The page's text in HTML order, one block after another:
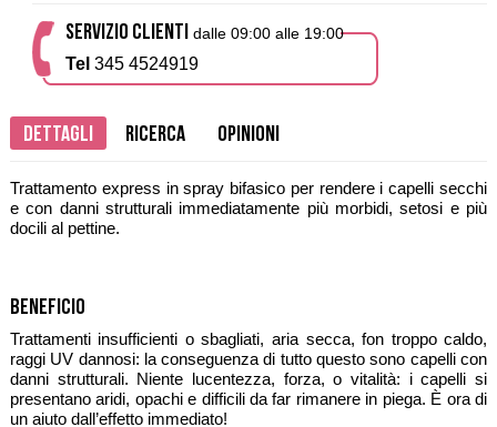
SERVIZIO CLIENTI dalle 09:00 alle 19:00
Tel 345 4524919
Dettagli Ricerca Opinioni
Trattamento express in spray bifasico per rendere i capelli secchi
e con danni strutturali immediatamente più morbidi, setosi e più
docili al pettine.
Beneficio
Trattamenti insufficienti o sbagliati, aria secca, fon troppo caldo,
raggi UV dannosi: la conseguenza di tutto questo sono capelli con
danni strutturali. Niente lucentezza, forza, o vitalità: i capelli si
presentano aridi, opachi e difficili da far rimanere in piega. È ora di
un aiuto dall’effetto immediato!